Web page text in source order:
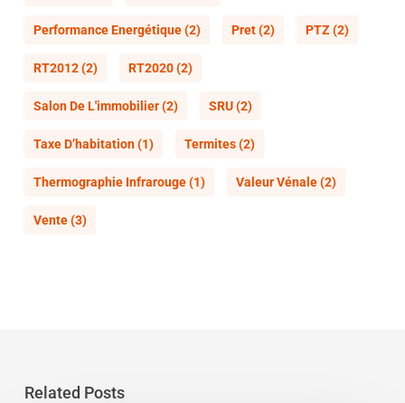
Performance Energétique(2) Pret(2) PTZ (2)
RT2012(2) RT2020(2)
Salon De L'immobilier(2) SRU(2)
Taxe D’habitation(1) Termites(2)
Thermographie Infrarouge(1) Valeur Vénale(2)
Vente(3)
Related Posts